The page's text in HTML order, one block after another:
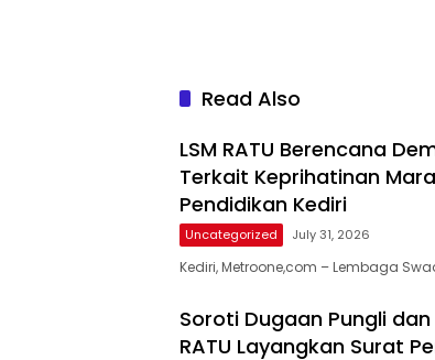
Read Also
LSM RATU Berencana
Terkait Keprihatinan
Pendidikan Kediri
Uncategorized July 31, 2026
​Kediri, Metroone,com – Lembaga
Soroti Dugaan Pungli
RATU Layangkan Surat